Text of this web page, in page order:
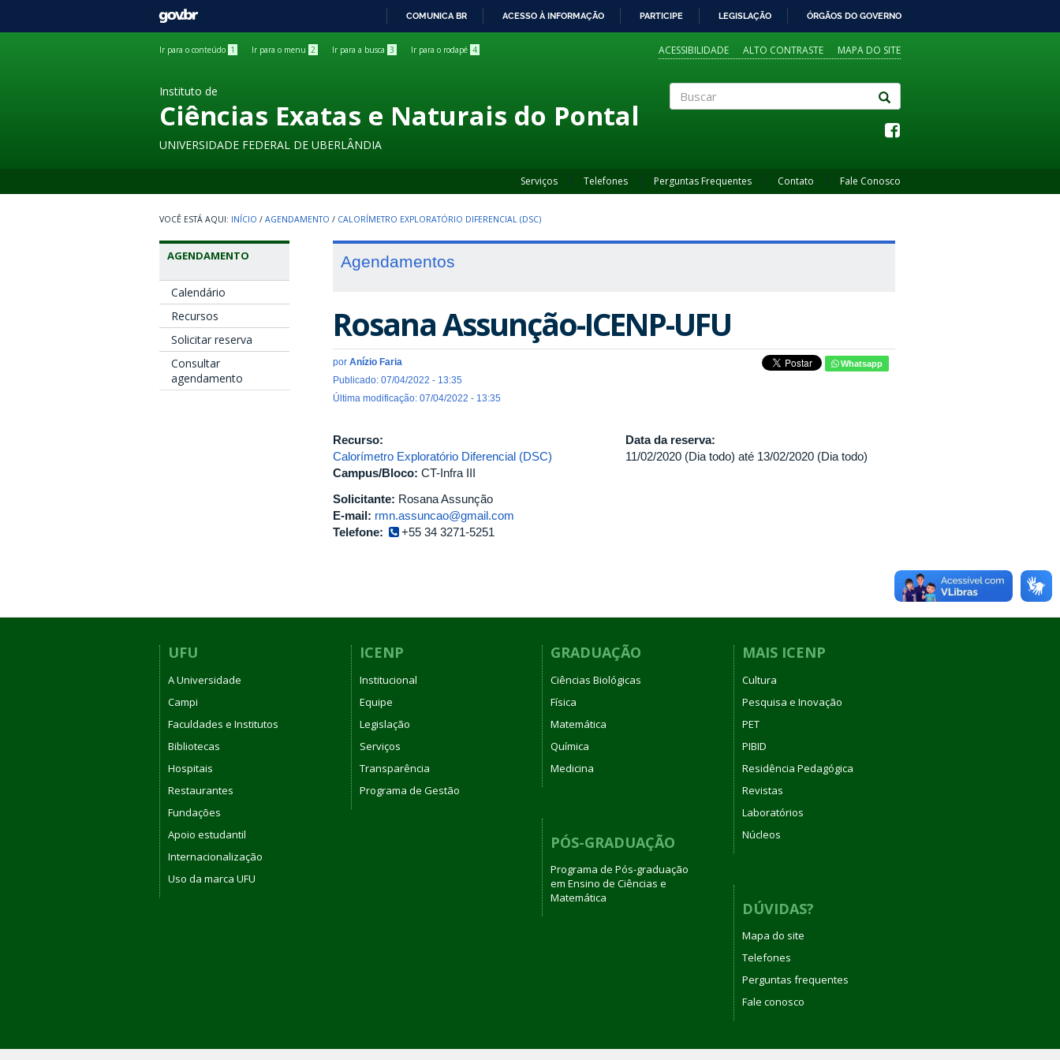
GOVBR
COMUNICA BR ACESSO À INFORMAÇÃO PARTICIPE LEGISLAÇÃO ÓRGÃOS DO GOVERNO
Ir para o conteúdo 1 Ir para o menu 2 Ir para a busca 3 Ir para o rodapé 4 ACESSIBILIDADE ALTO CONTRASTE MAPA DO SITE
Instituto de
Ciências Exatas e Naturais do Pontal
UNIVERSIDADE FEDERAL DE UBERLÂNDIA
Serviços Telefones Perguntas Frequentes Contato Fale Conosco
INÍCIO / AGENDAMENTO / CALORÍMETRO EXPLORATÓRIO DIFERENCIAL (DSC)
AGENDAMENTO
Calendário
Recursos
Solicitar reserva
Consultar
agendamento
Agendamentos
Rosana Assunção-ICENP-UFU
por Anízio Faria
Publicado: 07/04/2022 - 13:35
Última modificação: 07/04/2022 - 13:35
Whatsapp
Recurso:
Calorímetro Exploratório Diferencial (DSC)
Campus/Bloco: CT-Infra III
Solicitante: Rosana Assunção
E-mail: rmn.assuncao@gmail.com
Telefone:
+55 34 3271-5251
Data da reserva:
11/02/2020 (Dia todo) até 13/02/2020 (Dia todo)
UFU
A Universidade
Campi
Faculdades e Institutos
Bibliotecas
Hospitais
Restaurantes
Fundações
Apoio estudantil
Internacionalização
Uso da marca UFU
ICENP
Institucional
Equipe
Legislação
Serviços
Transparência
Programa de Gestão
GRADUAÇÃO
Ciências Biológicas
Física
Matemática
Química
Medicina
PÓS-GRADUAÇÃO
Programa de Pós-graduação
em Ensino de Ciências e
Matemática
MAIS ICENP
Cultura
Pesquisa e Inovação
PET
PIBID
Residência Pedagógica
Revistas
Laboratórios
Núcleos
DÚVIDAS?
Mapa do site
Telefones
Perguntas frequentes
Fale conosco